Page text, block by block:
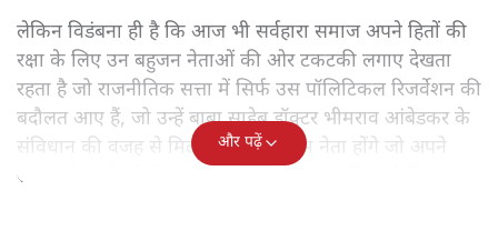
लेकिन विडंबना ही है कि आज भी सर्वहारा समाज अपने हितों की
रक्षा के लिए उन बहुजन नेताओं की ओर टकटकी लगाए देखता
रहता है जो राजनीतिक सत्ता में सिर्फ उस पॉलिटिकल रिजर्वेशन की
बदौलत आए हैं, जो उन्हें बाबा साहेब डॉक्टर भीमराव आंबेडकर के
संविधान की वजह से मिला। ऐसे बहुत कम नेता होंगे जो अपने
समाज के मुद्दों को विधानसभाओं में और संसद में उठाते हैं।
और पढ़ें